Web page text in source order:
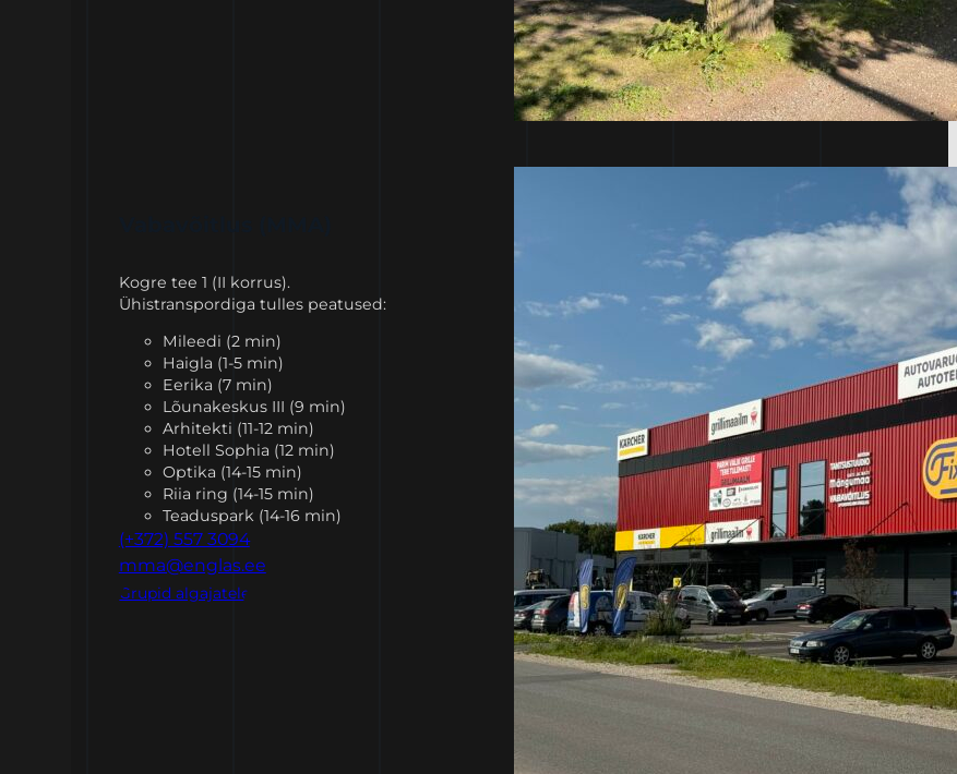
Kogre tee 1 (II korrus).
Ühistranspordiga tulles peatused:
Mileedi (2 min)
Haigla (1-5 min)
Eerika (7 min)
Lõunakeskus III (9 min)
Arhitekti (11-12 min)
Hotell Sophia (12 min)
Optika (14-15 min)
Riia ring (14-15 min)
Teaduspark (14-16 min)
(+372) 557 3094
mma@englas.ee
Grupid algajatele